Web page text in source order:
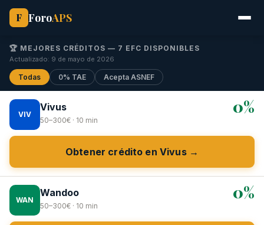
F ForoAPS
🏆 MEJORES CRÉDITOS — 7 EFC DISPONIBLES
Actualizado: 9 de mayo de 2026
Todas 0% TAE Acepta ASNEF
VIV
Vivus
50–300€ · 10 min
0%
Obtener crédito en Vivus →
WAN
Wandoo
50–300€ · 10 min
0%